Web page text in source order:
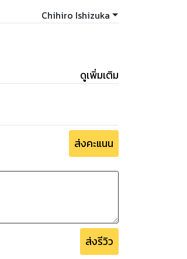
Chihiro Ishizuka
ดูเพิ่มเติม
ส่งคะแนน
ส่งรีวิว